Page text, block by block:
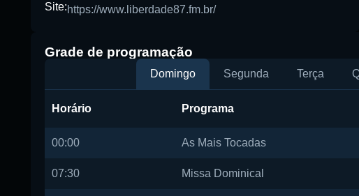
Site:https://www.liberdade87.fm.br/
Grade de programação
Domingo Segunda Terça
Horário Programa
00:00 As Mais Tocadas
07:30 Missa Dominical